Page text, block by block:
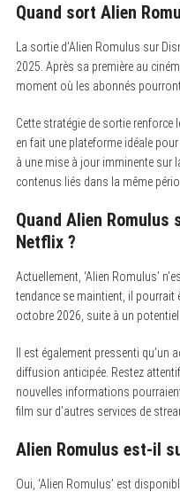
Quand sort Alien
La sortie d’Alien Romulus sur
2025. Après sa première au
moment où les abonnés
Cette stratégie de sortie renforce
en fait une plateforme idéale
à une mise à jour imminente sur
contenus liés dans la même
Quand Alien
Netflix ?
Actuellement, ‘Alien Romulus’
tendance se maintient, il pourrait
octobre 2026, suite à un
Il est également pressenti
diffusion anticipée. Restez
nouvelles informations
film sur d’autres services de
Alien Romulus est-il
Oui, ‘Alien Romulus’ est